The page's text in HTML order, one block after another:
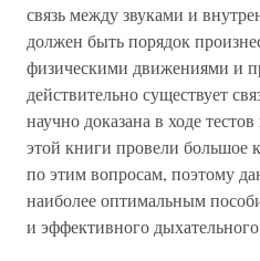
связь между звуками и
должен быть порядок
физическими движениями и
действительно существует
научно доказана в ходе
этой книги провели большое
по этим вопросам, поэтому
наиболее оптимальным
и эффективного